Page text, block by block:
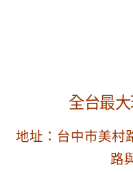
全台最
地址：台中市美村
路